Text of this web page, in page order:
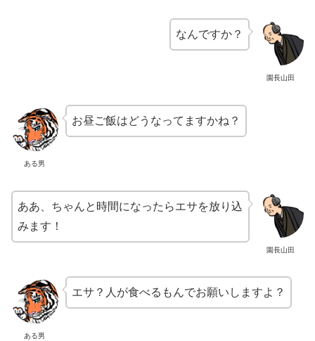
園長山田
なんですか？
ある男
お昼ご飯はどうなってますかね？
園長山田
ああ、ちゃんと時間になったらエサを放り込
みます！
ある男
エサ？人が食べるもんでお願いしますよ？